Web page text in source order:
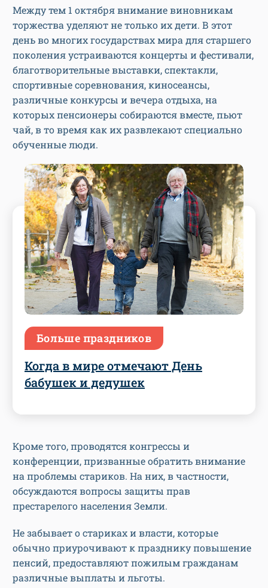
Между тем 1 октября внимание виновникам
торжества уделяют не только их дети. В этот
день во многих государствах мира для старшего
поколения устраиваются концерты и фестивали,
благотворительные выставки, спектакли,
спортивные соревнования, киносеансы,
различные конкурсы и вечера отдыха, на
которых пенсионеры собираются вместе, пьют
чай, в то время как их развлекают специально
обученные люди.
Больше праздников
Когда в мире отмечают День
бабушек и дедушек
Кроме того, проводятся конгрессы и
конференции, призванные обратить внимание
на проблемы стариков. На них, в частности,
обсуждаются вопросы защиты прав
престарелого населения Земли.
Не забывает о стариках и власти, которые
обычно приурочивают к празднику повышение
пенсий, предоставляют пожилым гражданам
различные выплаты и льготы.